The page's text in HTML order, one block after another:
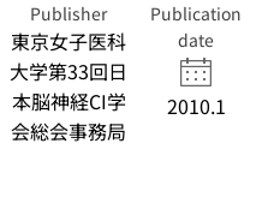
Publisher
東京女子医科
大学第33回日
本脳神経CI学
会総会事務局
Publication
date
2010.1